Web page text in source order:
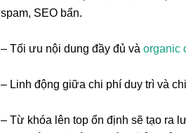
spam, SEO bẩn.
– Tối ưu nội dung đầy đủ và organic
– Linh động giữa chi phí duy trì và
– Từ khóa lên top ổn định sẽ tạo ra